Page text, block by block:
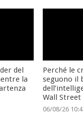
del
la
Perché le
seguono il
Wall Street
06/08/26